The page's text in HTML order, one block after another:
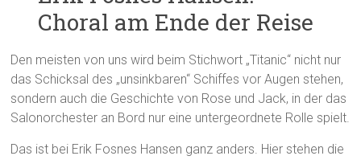
Choral am Ende der Reise
Den meisten von uns wird beim Stichwort „Titanic“ nicht nur
das Schicksal des „unsinkbaren“ Schiffes vor Augen stehen,
sondern auch die Geschichte von Rose und Jack, in der das
Salonorchester an Bord nur eine untergeordnete Rolle spielt.
Das ist bei Erik Fosnes Hansen ganz anders. Hier stehen die